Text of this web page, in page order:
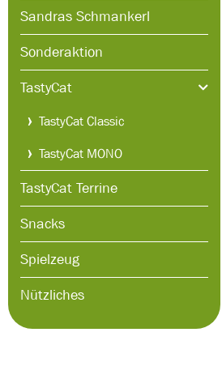
Sandras Schmankerl
Sonderaktion
TastyCat
TastyCat Classic
TastyCat MONO
TastyCat Terrine
Snacks
Spielzeug
Nützliches